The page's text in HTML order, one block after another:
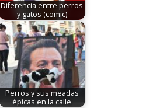
Diferencia entre perros
y gatos (comic)
Perros y sus meadas
épicas en la calle